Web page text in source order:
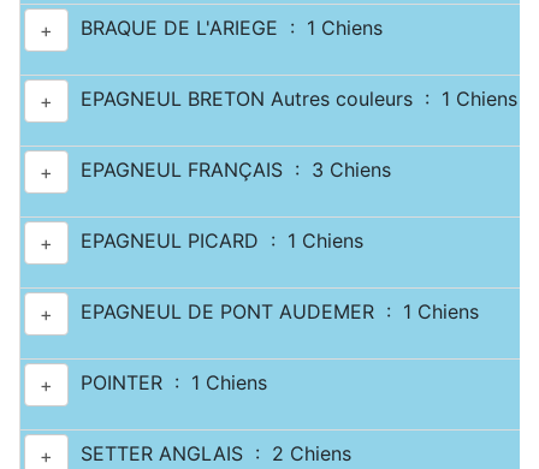
+ BRAQUE DE L'ARIEGE : 1 Chiens
+ EPAGNEUL BRETON Autres couleurs : 1 Chiens
+ EPAGNEUL FRANÇAIS : 3 Chiens
+ EPAGNEUL PICARD : 1 Chiens
+ EPAGNEUL DE PONT AUDEMER : 1 Chiens
+ POINTER : 1 Chiens
+ SETTER ANGLAIS : 2 Chiens